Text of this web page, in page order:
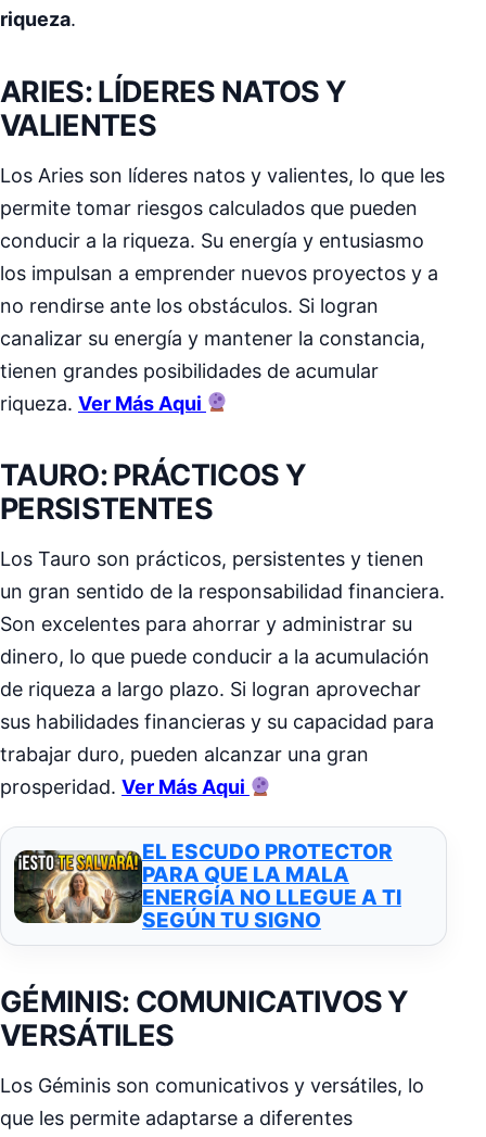
riqueza.
ARIES: LÍDERES NATOS Y
VALIENTES
Los Aries son líderes natos y valientes, lo que les
permite tomar riesgos calculados que pueden
conducir a la riqueza. Su energía y entusiasmo
los impulsan a emprender nuevos proyectos y a
no rendirse ante los obstáculos. Si logran
canalizar su energía y mantener la constancia,
tienen grandes posibilidades de acumular
riqueza. Ver Más Aqui
TAURO: PRÁCTICOS Y
PERSISTENTES
Los Tauro son prácticos, persistentes y tienen
un gran sentido de la responsabilidad financiera.
Son excelentes para ahorrar y administrar su
dinero, lo que puede conducir a la acumulación
de riqueza a largo plazo. Si logran aprovechar
sus habilidades financieras y su capacidad para
trabajar duro, pueden alcanzar una gran
prosperidad. Ver Más Aqui
EL ESCUDO PROTECTOR
PARA QUE LA MALA
ENERGÍA NO LLEGUE A TI
SEGÚN TU SIGNO
GÉMINIS: COMUNICATIVOS Y
VERSÁTILES
Los Géminis son comunicativos y versátiles, lo
que les permite adaptarse a diferentes